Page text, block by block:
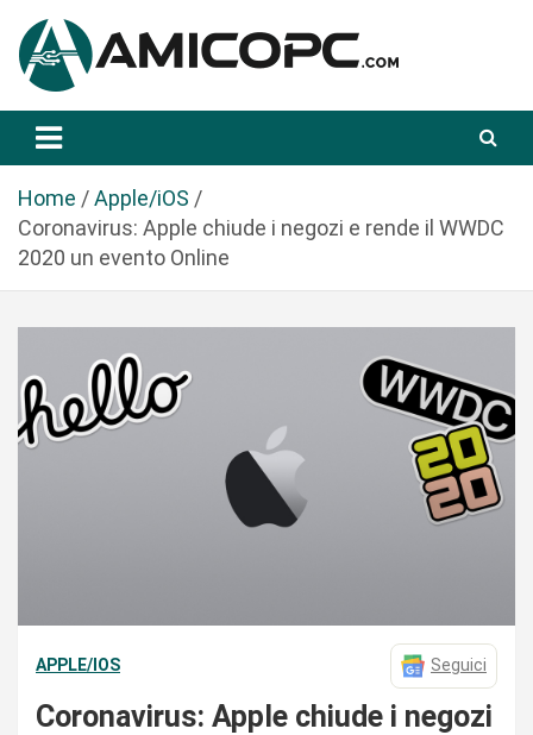
a
Amicopc.com
Home
Apple/iOS
Coronavirus: Apple chiude i negozi e rende il WWDC
2020 un evento Online
APPLE/IOS Seguici
Coronavirus: Apple chiude i negozi